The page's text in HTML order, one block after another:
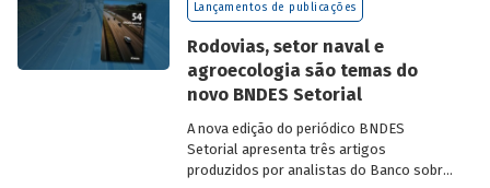
setor. Saiba mais sobre os diferentes
concessões de rodovias realizadas no
país.
Lançamentos de publicações
Rodovias, setor naval e
agroecologia são temas do
novo BNDES Setorial
A nova edição do periódico BNDES
Setorial apresenta três artigos
produzidos por analistas do Banco sobre